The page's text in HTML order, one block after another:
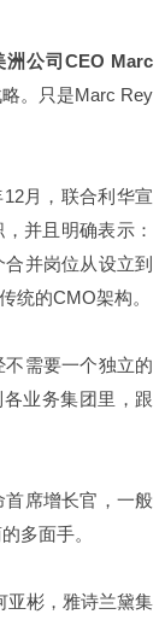
洲公司CEO Marc
。只是Marc Rey
月，联合利华宣
并且明确表示：
合并岗位从设立到
统的CMO架构。
需要一个独立的
业务集团里，跟
席增长官，一般
多面手。
亚彬，雅诗兰黛集